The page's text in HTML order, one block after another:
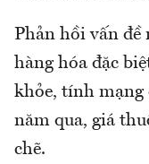
Phản hồi vấn đề
hàng hóa đặc
khỏe, tính mạng
năm qua, giá
chẽ.